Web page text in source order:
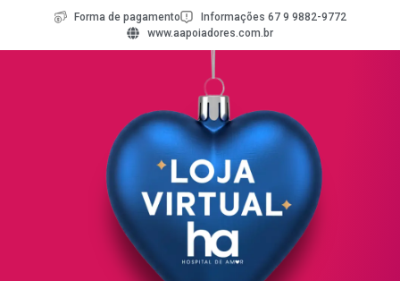
Forma de pagamento
Informações 67 9 9882-9772
www.aapoiadores.com.br